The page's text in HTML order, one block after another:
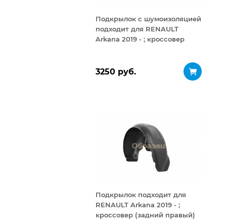
Подкрылок с шумоизоляцией
подходит для RENAULT
Arkana 2019 - ; кроссовер
3250 руб.
Подкрылок подходит для
RENAULT Arkana 2019 - ;
кроссовер (задний правый)